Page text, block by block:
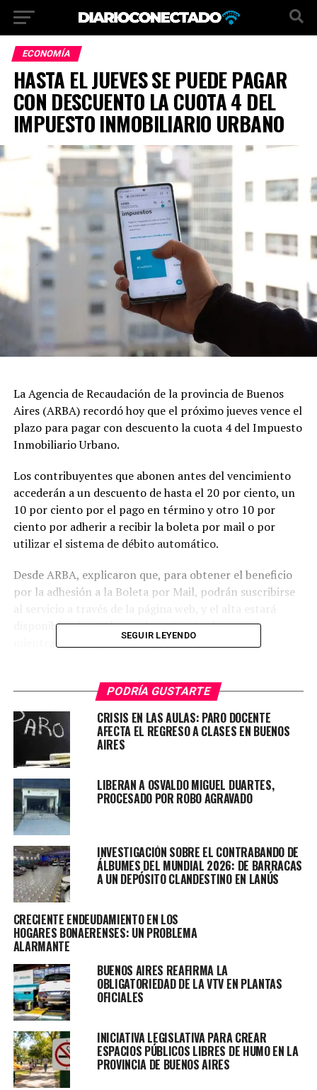
ECONOMÍA
HASTA EL JUEVES SE PUEDE PAGAR
CON DESCUENTO LA CUOTA 4 DEL
IMPUESTO INMOBILIARIO URBANO
La Agencia de Recaudación de la provincia de Buenos
Aires (ARBA) recordó hoy que el próximo jueves vence el
plazo para pagar con descuento la cuota 4 del Impuesto
Inmobiliario Urbano.
Los contribuyentes que abonen antes del vencimiento
accederán a un descuento de hasta el 20 por ciento, un
10 por ciento por el pago en término y otro 10 por
ciento por adherir a recibir la boleta por mail o por
utilizar el sistema de débito automático.
Desde ARBA, explicaron que, para obtener el beneficio
por la adhesión a la Boleta por Mail, podrán suscribirse
al servicio a través de la página web, y el alta estará
disponible a las 48 horas de realizado el trámite
mientras que, si ya están registrados a estas
ARBA cuenta con distintas formas de pago digital,
pudiendo abonar desde la web del organismo:
www.arba.gob.ar, con tarjeta de crédito; también, a
través de homebanking o mediante cajero automático
luego de obtener el código para el pago electrónico.
En lo que respecta al débito automático, la solicitud
demora 60 días en efectivizarse.
En caso de haberse registrado previamente a estas
modalidades la bonificación se obtendrá
automáticamente.
Además, quienes estén adheridos a la boleta electrónica
podrán abonar a través de la aplicación Cuenta DNI
mediante código QR. Para ello, los contribuyentes
deberán escanear el código recibido por mail, que estará
vigente únicamente hasta la fecha de vencimiento de la
cuota a abonar.
Por su parte, para quienes decidan pagar de manera
presencial, están disponibles las entidades bancarias
SEGUIR LEYENDO
PODRÍA GUSTARTE
CRISIS EN LAS AULAS: PARO DOCENTE
AFECTA EL REGRESO A CLASES EN BUENOS
AIRES
LIBERAN A OSVALDO MIGUEL DUARTES,
PROCESADO POR ROBO AGRAVADO
INVESTIGACIÓN SOBRE EL CONTRABANDO DE
ÁLBUMES DEL MUNDIAL 2026: DE BARRACAS
A UN DEPÓSITO CLANDESTINO EN LANÚS
CRECIENTE ENDEUDAMIENTO EN LOS
HOGARES BONAERENSES: UN PROBLEMA
ALARMANTE
BUENOS AIRES REAFIRMA LA
OBLIGATORIEDAD DE LA VTV EN PLANTAS
OFICIALES
INICIATIVA LEGISLATIVA PARA CREAR
ESPACIOS PÚBLICOS LIBRES DE HUMO EN LA
PROVINCIA DE BUENOS AIRES